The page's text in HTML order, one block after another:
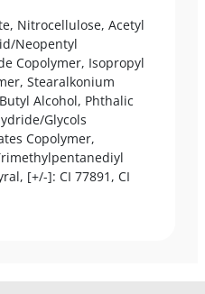
Nitrocellulose, Acetyl
Neopentyl
Copolymer, Isopropyl
Stearalkonium
Alcohol, Phthalic
Glycols
Copolymer,
[+/-]: CI 77891, CI